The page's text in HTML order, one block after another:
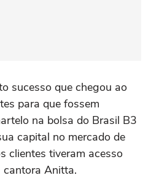
sucesso que chegou ao
para que fossem
na bolsa do Brasil B3
capital no mercado de
clientes tiveram acesso
cantora Anitta.